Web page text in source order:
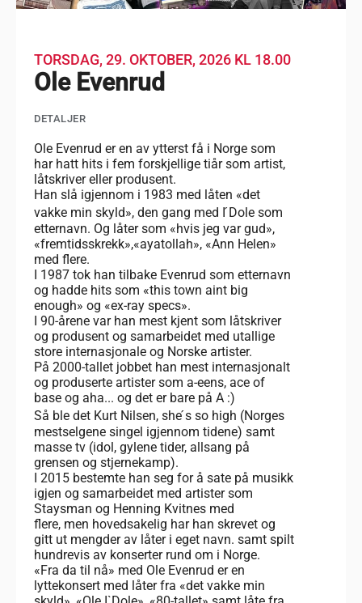
TORSDAG, 29. OKTOBER, 2026 KL 18.00
Ole Evenrud
DETALJER
Ole Evenrud er en av ytterst få i Norge som
har hatt hits i fem forskjellige tiår som artist,
låtskriver eller produsent.
Han slå igjennom i 1983 med låten «det
vakke min skyld», den gang med I ́Dole som
etternavn. Og låter som «hvis jeg var gud»,
«fremtidsskrekk»,«ayatollah», «Ann Helen»
med flere.
I 1987 tok han tilbake Evenrud som etternavn
og hadde hits som «this town aint big
enough» og «ex-ray specs».
I 90-årene var han mest kjent som låtskriver
og produsent og samarbeidet med utallige
store internasjonale og Norske artister.
På 2000-tallet jobbet han mest internasjonalt
og produserte artister som a-eens, ace of
base og aha... og det er bare på A :)
Så ble det Kurt Nilsen, she ́s so high (Norges
mestselgene singel igjennom tidene) samt
masse tv (idol, gylene tider, allsang på
grensen og stjernekamp).
I 2015 bestemte han seg for å sate på musikk
igjen og samarbeidet med artister som
Staysman og Henning Kvitnes med
flere, men hovedsakelig har han skrevet og
gitt ut mengder av låter i eget navn. samt spilt
hundrevis av konserter rund om i Norge.
«Fra da til nå» med Ole Evenrud er en
lyttekonsert med låter fra «det vakke min